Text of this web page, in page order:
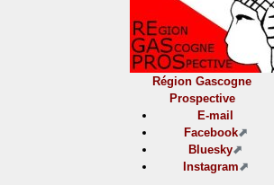
Région Gascogne
Prospective
E-mail
Facebook
Bluesky
Instagram